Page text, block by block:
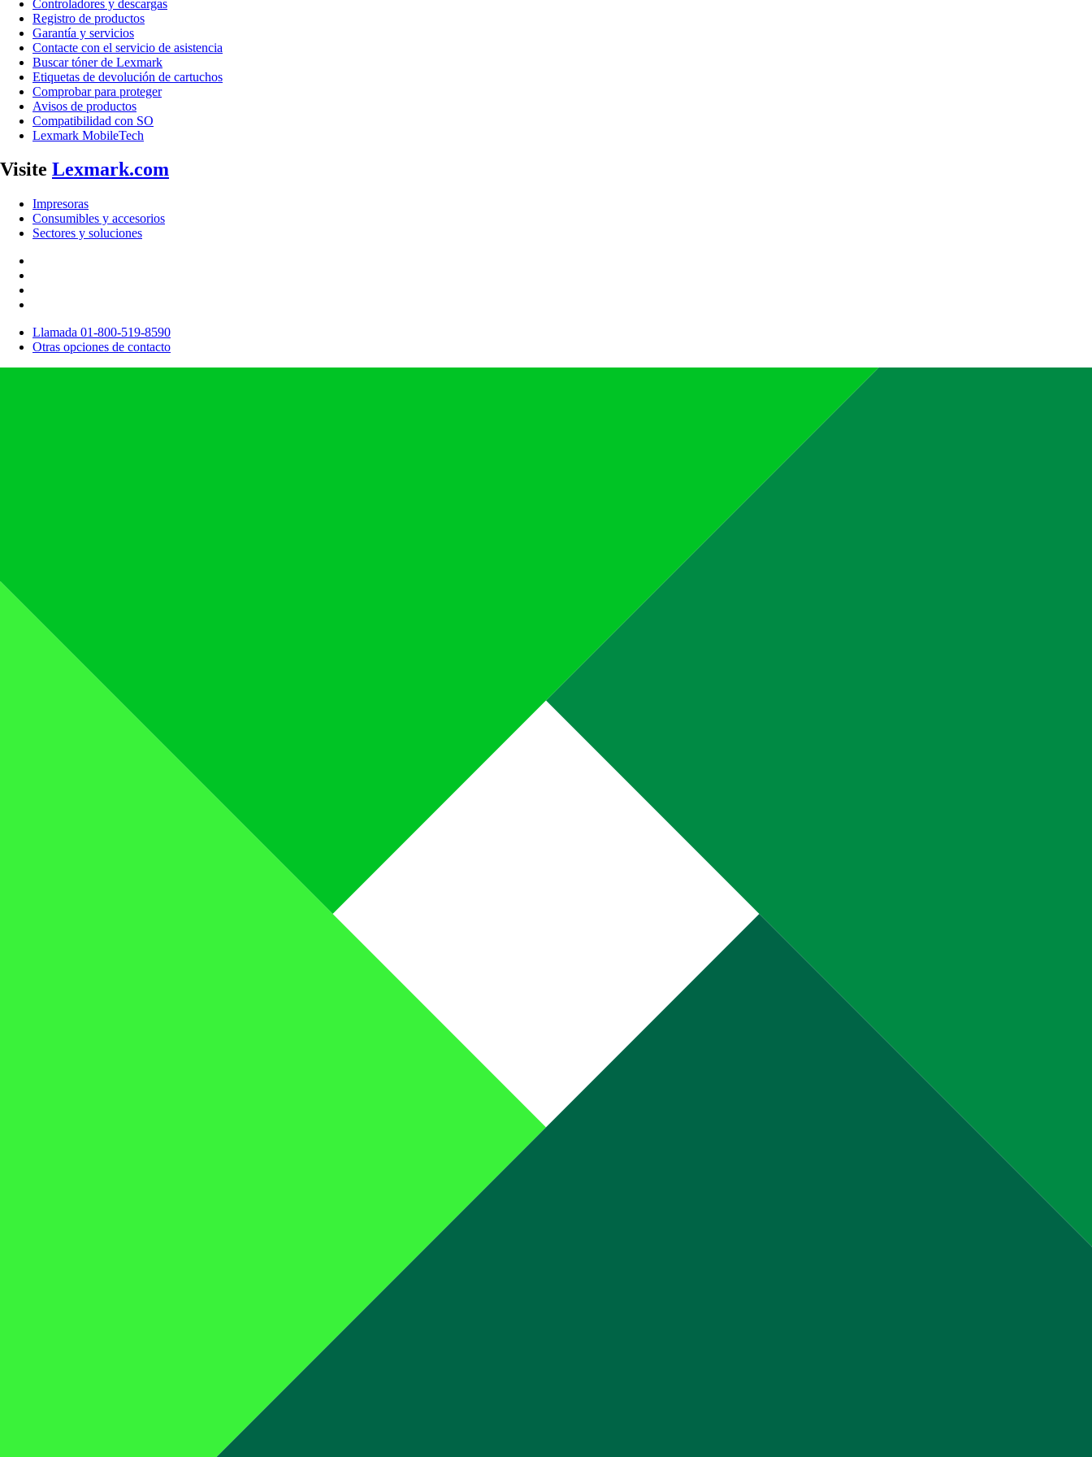
Controladores y descargas
Registro de productos
Garantía y servicios
Contacte con el servicio de asistencia
Buscar tóner de Lexmark
Etiquetas de devolución de cartuchos
Comprobar para proteger
Avisos de productos
Compatibilidad con SO
Lexmark MobileTech
Visite Lexmark.com
Impresoras
Consumibles y accesorios
Sectores y soluciones
Llamada 01-800-519-8590
Otras opciones de contacto